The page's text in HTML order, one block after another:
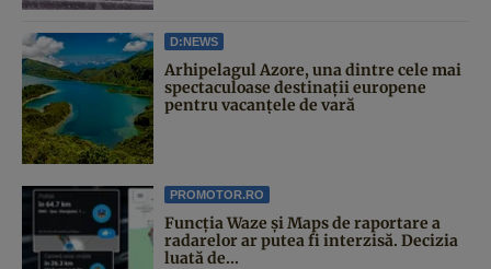
D:NEWS
Arhipelagul Azore, una dintre cele mai
spectaculoase destinații europene
pentru vacanțele de vară
PROMOTOR.RO
Funcția Waze și Maps de raportare a
radarelor ar putea fi interzisă. Decizia
luată de...